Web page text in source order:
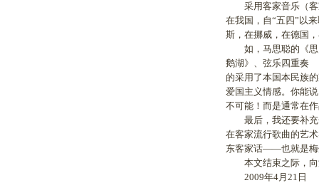
采用客家音乐（客
在我国，自“五四”以
斯，在挪威，在德国
如，马思聪的《思
鹅湖》、弦乐四重奏
的采用了本国本民族
爱国主义情感。你能
不可能！而是通常在
最后，我还要补充
在客家流行歌曲的艺
东客家话——也就是梅
本文结束之际，向
2009年4月21日